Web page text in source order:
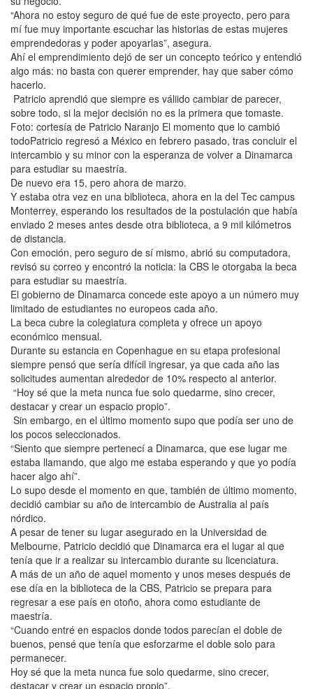
“Ahora no estoy seguro de qué fue de este proyecto, pero para
mí fue muy importante escuchar las historias de estas mujeres
emprendedoras y poder apoyarlas”, asegura.
Ahí el emprendimiento dejó de ser un concepto teórico y entendió
algo más: no basta con querer emprender, hay que saber cómo
hacerlo.
Patricio aprendió que siempre es váliido cambiar de parecer,
sobre todo, si la mejor decisión no es la primera que tomaste.
Foto: cortesía de Patricio Naranjo El momento que lo cambió
todoPatricio regresó a México en febrero pasado, tras concluir el
intercambio y su minor con la esperanza de volver a Dinamarca
para estudiar su maestría.
De nuevo era 15, pero ahora de marzo.
Y estaba otra vez en una biblioteca, ahora en la del Tec campus
Monterrey, esperando los resultados de la postulación que había
enviado 2 meses antes desde otra biblioteca, a 9 mil kilómetros
de distancia.
Con emoción, pero seguro de sí mismo, abrió su computadora,
revisó su correo y encontró la noticia: la CBS le otorgaba la beca
para estudiar su maestría.
El gobierno de Dinamarca concede este apoyo a un número muy
limitado de estudiantes no europeos cada año.
La beca cubre la colegiatura completa y ofrece un apoyo
económico mensual.
Durante su estancia en Copenhague en su etapa profesional
siempre pensó que sería difícil ingresar, ya que cada año las
solicitudes aumentan alrededor de 10% respecto al anterior.
“Hoy sé que la meta nunca fue solo quedarme, sino crecer,
destacar y crear un espacio propio”.
Sin embargo, en el último momento supo que podía ser uno de
los pocos seleccionados.
“Siento que siempre pertenecí a Dinamarca, que ese lugar me
estaba llamando, que algo me estaba esperando y que yo podía
hacer algo ahí”.
Lo supo desde el momento en que, también de último momento,
decidió cambiar su año de intercambio de Australia al país
nórdico.
A pesar de tener su lugar asegurado en la Universidad de
Melbourne, Patricio decidió que Dinamarca era el lugar al que
tenía que ir a realizar su intercambio durante su licenciatura.
A más de un año de aquel momento y unos meses después de
ese día en la biblioteca de la CBS, Patricio se prepara para
regresar a ese país en otoño, ahora como estudiante de
maestría.
“Cuando entré en espacios donde todos parecían el doble de
buenos, pensé que tenía que esforzarme el doble solo para
permanecer.
Hoy sé que la meta nunca fue solo quedarme, sino crecer,
destacar y crear un espacio propio”.